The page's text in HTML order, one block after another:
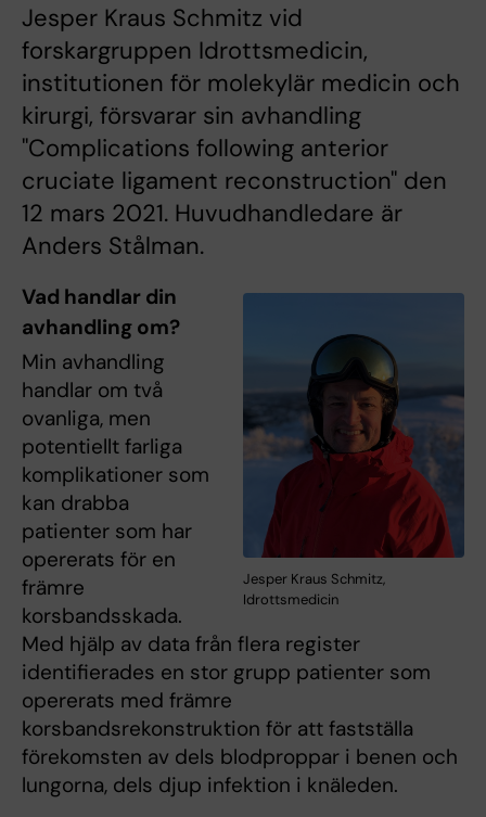
Jesper Kraus Schmitz vid
forskargruppen Idrottsmedicin,
institutionen för molekylär medicin och
kirurgi, försvarar sin avhandling
"Complications following anterior
cruciate ligament reconstruction" den
12 mars 2021. Huvudhandledare är
Anders Stålman.
Jesper Kraus Schmitz,
Idrottsmedicin
Vad handlar din
avhandling om?
Min avhandling
handlar om två
ovanliga, men
potentiellt farliga
komplikationer som
kan drabba
patienter som har
opererats för en
främre
korsbandsskada.
Med hjälp av data från flera register
identifierades en stor grupp patienter som
opererats med främre
korsbandsrekonstruktion för att fastställa
förekomsten av dels blodproppar i benen och
lungorna, dels djup infektion i knäleden.